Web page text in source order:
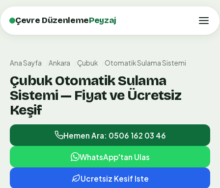
Çevre DüzenlemePeyzaj
Ana Sayfa Ankara Çubuk Otomatik Sulama Sistemi
Çubuk Otomatik Sulama
Sistemi — Fiyat ve Ücretsiz
Keşif
Hemen Ara: 0506 162 03 46
WhatsApp'tan Ulas
Ucretsiz Kesif Iste